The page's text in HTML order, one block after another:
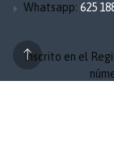
Whatsapp: 625
Inscrito en el